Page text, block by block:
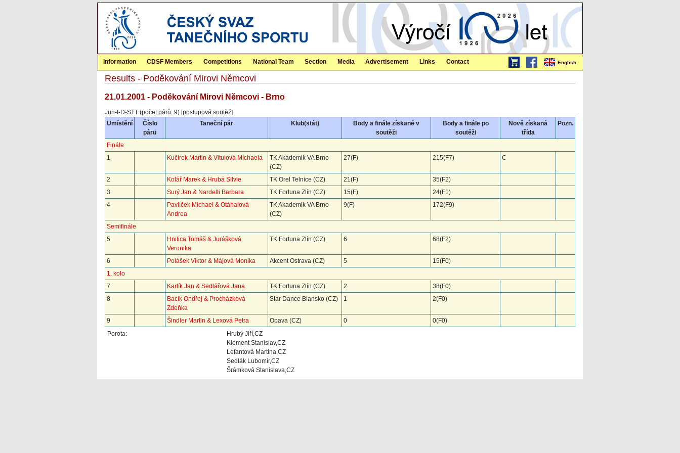
English
Information CDSF Members Competitions National Team Section Media Advertisement Links Contact
Results - Poděkování Mirovi Němcovi
21.01.2001 - Poděkování Mirovi Němcovi - Brno
Jun-I-D-STT (počet párů: 9) [postupová soutěž]
Umístění
Číslo
páru
Taneční pár Klub(stát)
Body a finále získané v
soutěži
Body a finále po
soutěži
Nově získaná
třída
Pozn.
Finále
1
Kučírek Martin & Vitulová Michaela
TK Akademik VA Brno
(CZ)
27(F) 215(F7) C
2 Kolář Marek & Hrubá Silvie TK Orel Telnice (CZ) 21(F)
35(F2)
3
Surý Jan & Nardelli Barbara TK Fortuna Zlín (CZ) 15(F)
24(F1)
4
Pavlíček Michael & Otáhalová
Andrea
TK Akademik VA Brno
(CZ)
9(F) 172(F9)
Semifinále
5
Hnilica Tomáš & Jurášková
Veronika
TK Fortuna Zlín (CZ) 6 68(F2)
6 Polášek Viktor & Májová Monika Akcent Ostrava (CZ) 5
15(F0)
1. kolo
7
Karlík Jan & Sedlářová Jana TK Fortuna Zlín (CZ) 2
38(F0)
8
Bacík Ondřej & Procházková
Zdeňka
Star Dance Blansko (CZ) 1 2(F0)
9 Šindler Martin & Lexová Petra Opava (CZ) 0
0(F0)
Porota:
Hrubý Jiří,CZ
Klement Stanislav,CZ
Lefantová Martina,CZ
Sedlák Lubomír,CZ
Šrámková Stanislava,CZ